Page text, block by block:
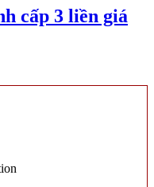
cấp 3 liền giá